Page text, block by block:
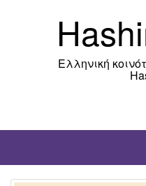
Ελληνική